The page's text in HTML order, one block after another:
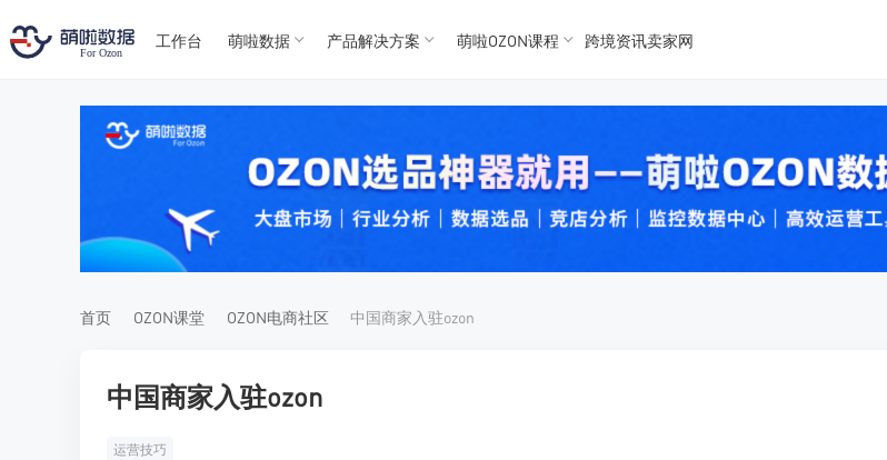
For Ozon
For OZon
TK数据
TK数据
工作台 萌啦数据 产品解决方案 萌啦OZON课程 跨境资讯卖家网
首页 OZON课堂 OZON电商社区 中国商家入驻ozon
中国商家入驻ozon
运营技巧